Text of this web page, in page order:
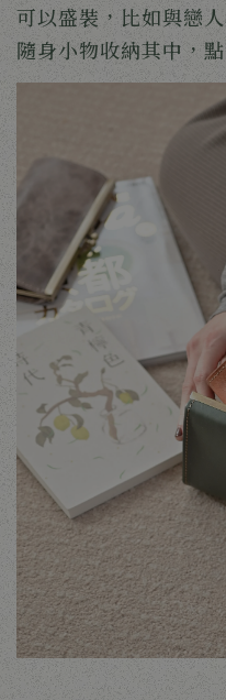
可以盛裝，比如與戀
隨身小物收納其中，